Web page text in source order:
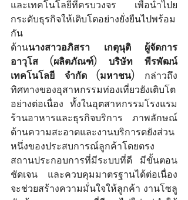
และเทคโนโลยีที่ครบวงจร เพื่อนำไปย
กระดับธุรกิจให้เติบโตอย่างยั่งยืนไปพร้อม
กัน
ด้านนางสาวอภิสรา เกตุนุติ ผู้จัดการ
อาวุโส (ผลิตภัณฑ์) บริษัท พีรพัฒน์
เทคโนโลยี จำกัด (มหาชน) กล่าวถึง
ทิศทางของอุสาหกรรมท่องเที่ยวยังเติบโต
อย่างต่อเนื่อง ทั้งในอุตสาหกรรมโรงแรม
ร้านอาหารและธุรกิจบริการ ภาพลักษณ์
ด้านความสะอาดและงานบริการดยังส่วน
หนึ่งของประสบการณ์ลูกค้าโดยตรง
สถานประกอบการที่มีระบบที่ดี มีขั้นตอน
ชัดเจน และควบคุมมาตรฐานได้ต่อเนื่อง
จะช่วยสร้างความมั่นใจให้ลูกค้า งานโซลู